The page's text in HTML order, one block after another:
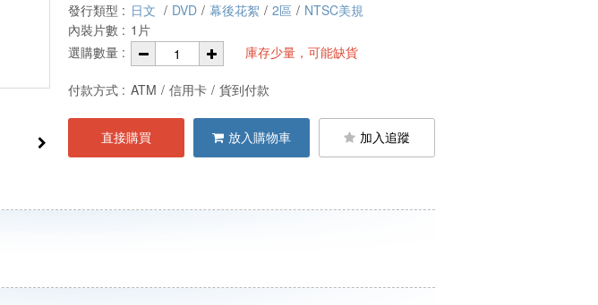
發行類型 : 日文 / DVD / 幕後花絮 / 2區 / NTSC美規
內裝片數 : 1片
選購數量 :
庫存少量，可能缺貨
付款方式 : ATM / 信用卡 / 貨到付款
直接購買 放入購物車 加入追蹤